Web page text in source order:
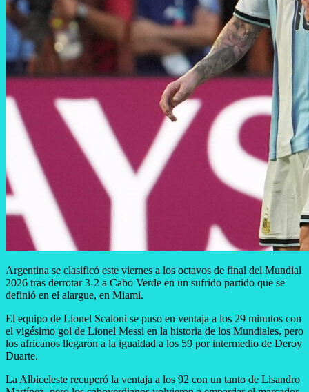
Argentina se clasificó este viernes a los octavos de final del Mundial
2026 tras derrotar 3-2 a Cabo Verde en un sufrido partido que se
definió en el alargue, en Miami.
El equipo de Lionel Scaloni se puso en ventaja a los 29 minutos con
el vigésimo gol de Lionel Messi en la historia de los Mundiales, pero
los africanos llegaron a la igualdad a los 59 por intermedio de Deroy
Duarte.
La Albiceleste recuperó la ventaja a los 92 con un tanto de Lisandro